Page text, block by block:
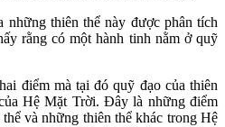
những thiên thể này được phân tích
rằng có một hành tinh nằm ở quỹ
điểm mà tại đó quỹ đạo của thiên
Hệ Mặt Trời. Đây là những điểm
và những thiên thể khác trong Hệ